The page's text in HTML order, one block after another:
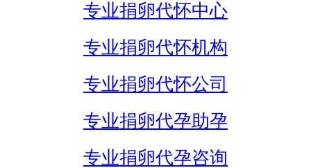
专业捐卵代怀中心
专业捐卵代怀机构
专业捐卵代怀公司
专业捐卵代孕助孕
专业捐卵代孕咨询